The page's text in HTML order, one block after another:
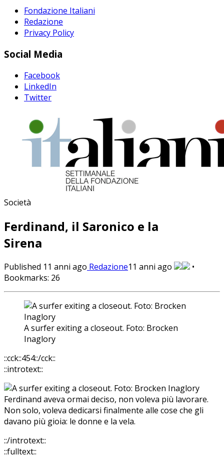
Fondazione Italiani
Redazione
Privacy Policy
Social Media
Facebook
LinkedIn
Twitter
Società
Ferdinand, il Saronico e la
Sirena
Published 11 anni ago Redazione11 anni ago
•
Bookmarks: 26
A surfer exiting a closeout. Foto: Brocken
Inaglory
::cck::454::/cck::
::introtext::
Ferdinand aveva ormai deciso, non voleva più lavorare.
Non solo, voleva dedicarsi finalmente alle cose che gli
davano più gioia: le donne e la vela.
::/introtext::
::fulltext::